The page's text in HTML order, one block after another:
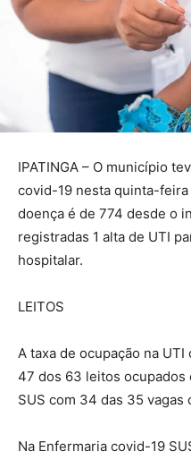
IPATINGA – O município
covid-19 nesta quinta-
doença é de 774 desde o
registradas 1 alta de UTI
hospitalar.
LEITOS
A taxa de ocupação na
47 dos 63 leitos ocupados
SUS com 34 das 35 vagas
Na Enfermaria covid-19